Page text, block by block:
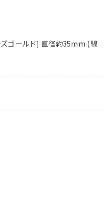
ゴールド] 直径約35mm (線